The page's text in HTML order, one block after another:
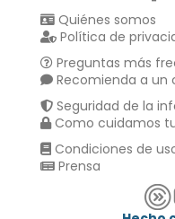
Quiénes somos
Política de
Preguntas más
Recomienda a un
Seguridad de la
Como cuidamos
Condiciones de
Prensa